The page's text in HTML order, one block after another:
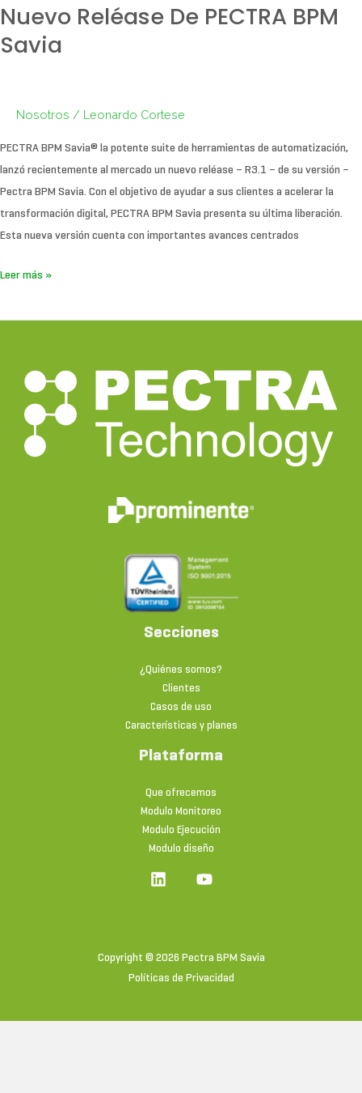
Nuevo Reléase De PECTRA BPM
Savia
Nosotros / Leonardo Cortese
PECTRA BPM Savia® la potente suite de herramientas de automatización,
lanzó recientemente al mercado un nuevo reléase – R3.1 – de su versión –
Pectra BPM Savia. Con el objetivo de ayudar a sus clientes a acelerar la
transformación digital, PECTRA BPM Savia presenta su última liberación.
Esta nueva versión cuenta con importantes avances centrados
Leer más »
Secciones
¿Quiénes somos?
Clientes
Casos de uso
Características y planes
Plataforma
Que ofrecemos
Modulo Monitoreo
Modulo Ejecución
Modulo diseño
Copyright © 2026 Pectra BPM Savia
Políticas de Privacidad